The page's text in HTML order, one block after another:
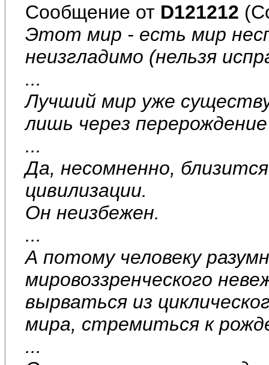
Сообщение от D121212
Этот мир - есть мир
неизгладимо (нельзя
...
Лучший мир уже
лишь через
...
Да, несомненно,
цивилизации.
Он неизбежен.
...
А потому человеку
мировоззренческого
вырваться из
мира, стремиться к
...